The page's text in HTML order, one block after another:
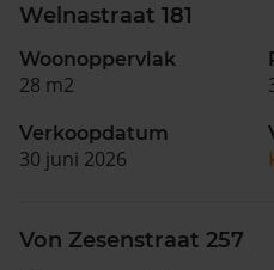
Welnastraat 181
Woonoppervlak
28 m2
Verkoopdatum
30 juni 2026
Von Zesenstraat 257